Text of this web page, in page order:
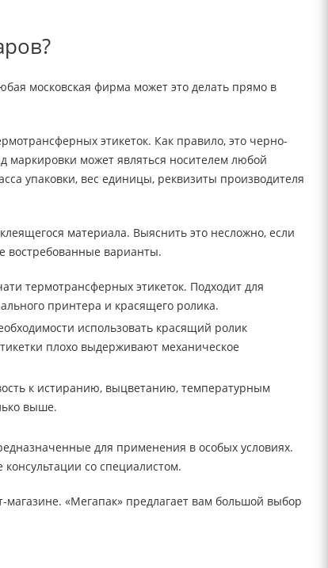
московская фирма может это делать прямо в
этикеток. Как правило, это черно-
маркировки может являться носителем любой
упаковки, вес единицы, реквизиты производителя
материала. Выяснить это несложно, если
востребованные варианты.
термотрансферных этикеток. Подходит для
принтера и красящего ролика.
использовать красящий ролик
плохо выдерживают механическое
к истиранию, выцветанию, температурным
выше.
для применения в особых условиях.
со специалистом.
«Мегапак» предлагает вам большой выбор